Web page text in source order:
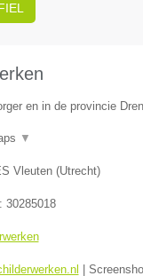
en in de provincie
▼
Vleuten(Utrecht)
30285018